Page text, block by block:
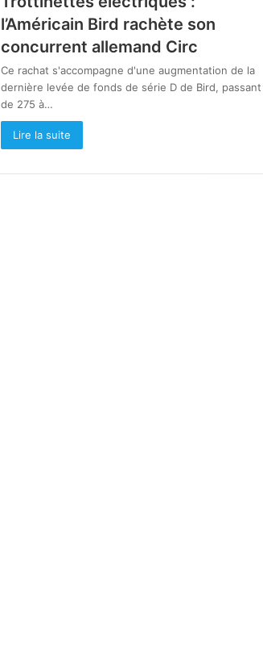
l’Américain Bird rachète son
concurrent allemand Circ
Ce rachat s'accompagne d'une augmentation de la
dernière levée de fonds de série D de Bird, passant
de 275 à…
Lire la suite